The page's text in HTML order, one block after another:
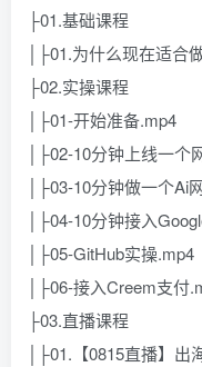
├01.基础课程
│├01.为什么现在适合
├02.实操课程
│├01-开始准备.mp4
│├02-10分钟上线一个
│├03-10分钟做一个Ai
│├04-10分钟接入
│├05-GitHub实操.mp4
│├06-接入Creem支付
├03.直播课程
│├01.【0815直播】出